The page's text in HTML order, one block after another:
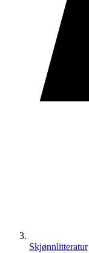
Skjønnlitteratur